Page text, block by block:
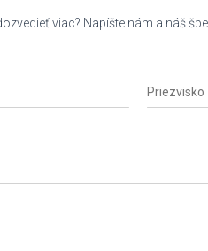
viac? Napíšte nám a náš